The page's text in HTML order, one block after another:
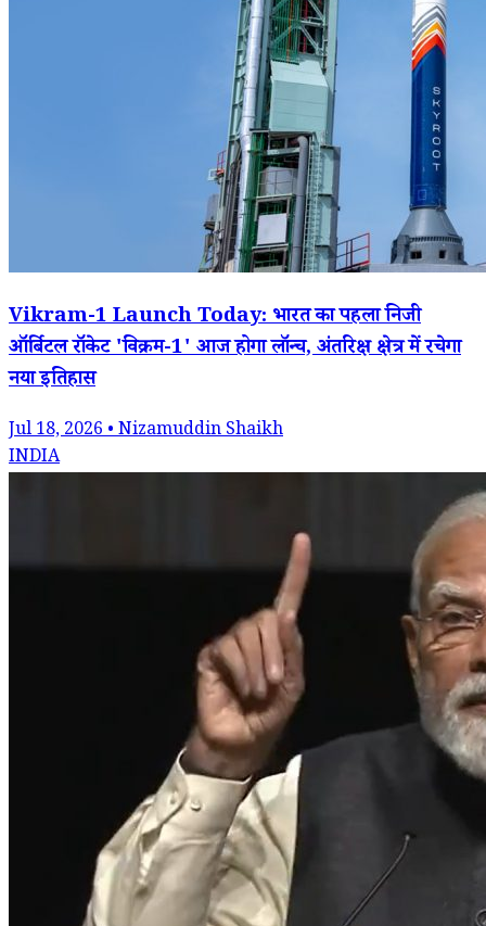
Vikram-1 Launch Today: भारत का पहला निजी
ऑर्बिटल रॉकेट 'विक्रम-1' आज होगा लॉन्च, अंतरिक्ष क्षेत्र में रचेगा
नया इतिहास
Jul 18, 2026 • Nizamuddin Shaikh
INDIA